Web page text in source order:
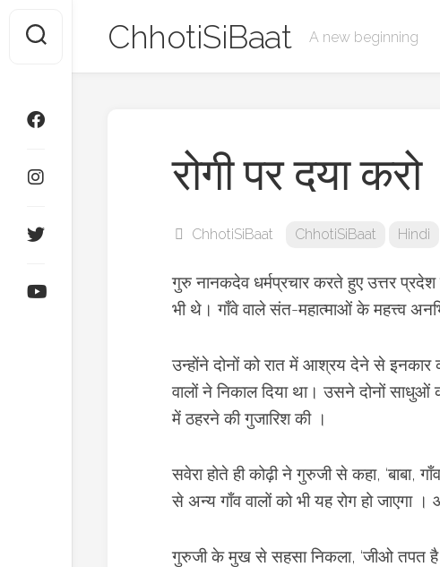
content
ChhotiSiBaat A new beginning
रोगी पर दया करो
ChhotiSiBaat ChhotiSiBaat Hindi
गुरु नानकदेव धर्मप्रचार करते हुए उत्तर
भी थे। गाँवे वाले संत-महात्माओं के महत्त्व
उन्होंने दोनों को रात में आश्रय देने से इनकार
वालों ने निकाल दिया था। उसने दोनों
में ठहरने की गुजारिश की ।
सवेरा होते ही कोढ़ी ने गुरुजी से कहा,
से अन्य गाँव वालों को भी यह रोग हो जाएगा
गुरुजी के मुख से सहसा निकला, ‘जीओ तपत है